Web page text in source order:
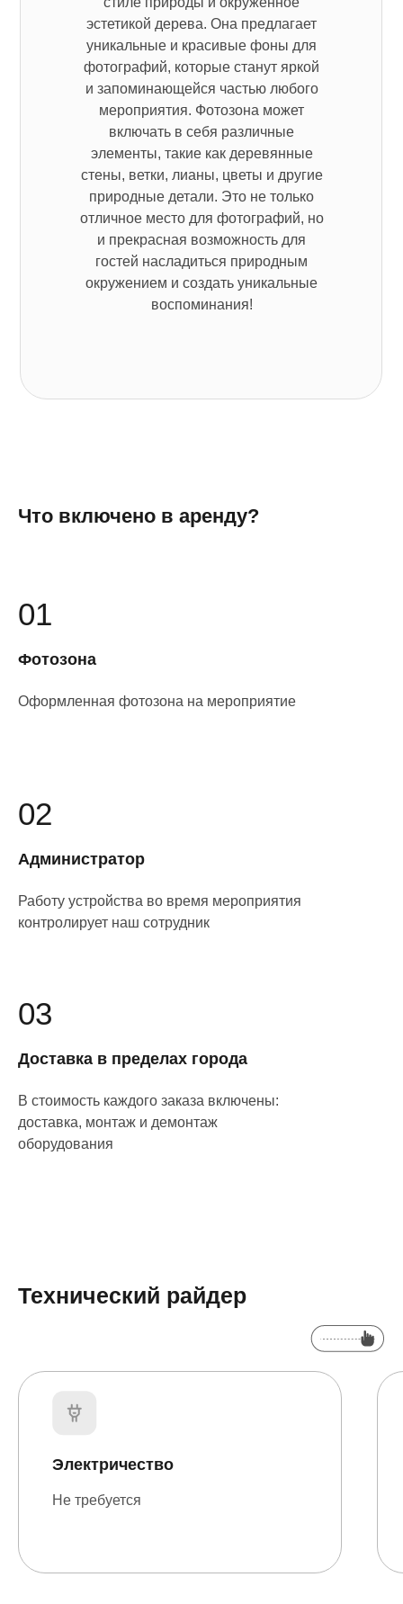
эстетикой дерева. Она предлагает
уникальные и красивые фоны для
фотографий, которые станут яркой
и запоминающейся частью любого
мероприятия. Фотозона может
включать в себя различные
элементы, такие как деревянные
стены, ветки, лианы, цветы и другие
природные детали. Это не только
отличное место для фотографий, но
и прекрасная возможность для
гостей насладиться природным
окружением и создать уникальные
воспоминания!
Что включено в аренду?
Фотозона
Оформленная фотозона на мероприятие
01
Администратор
Работу устройства во время мероприятия
контролирует наш сотрудник
02
Доставка в пределах города
В стоимость каждого заказа включены:
доставка, монтаж и демонтаж
оборудования
03
Технический райдер
Электричество
Не требуется